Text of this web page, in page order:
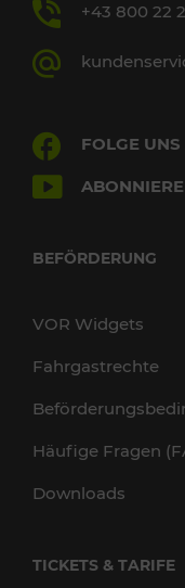
+43 800 22
FOLGE
BEFÖRDERUNG
VOR Widgets
Fahrgastrechte
Häufige Fragen
Downloads
TICKETS & TARIFE